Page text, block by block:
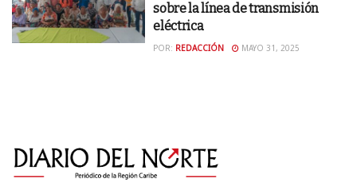
sobre la línea de transmisión
eléctrica
POR: REDACCIÓN MAYO 31, 2025